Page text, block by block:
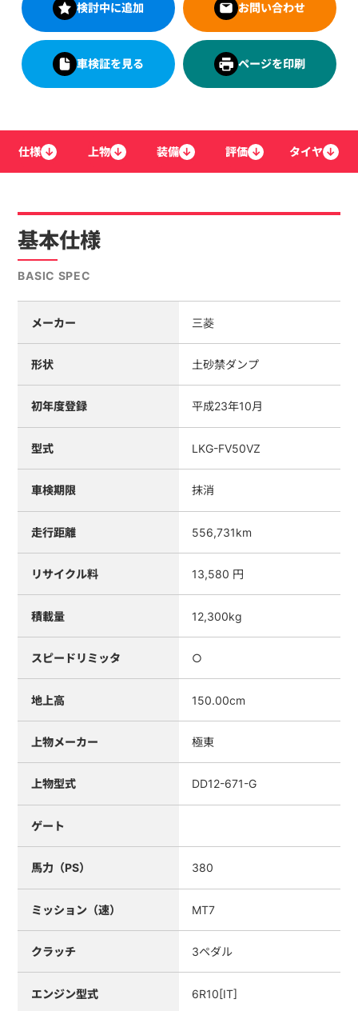
検討中に追加 お問い合わせ
車検証を見る ページを印刷
仕様 ↓ 上物 ↓ 装備 ↓ 評価 ↓ タイヤ ↓
基本仕様
BASIC SPEC
メーカー 三菱
形状 土砂禁ダンプ
初年度登録 平成23年10月
型式 LKG-FV50VZ
車検期限 抹消
走行距離 556,731km
リサイクル料 13,580 円
積載量 12,300kg
スピードリミッタ ○
地上高 150.00cm
上物メーカー 極東
上物型式 DD12-671-G
ゲート
馬力（PS） 380
ミッション（速） MT7
クラッチ 3ペダル
エンジン型式 6R10[IT]